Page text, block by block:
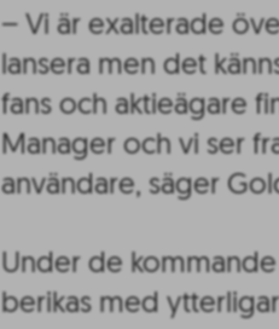
– Vi är exalterade
lansera men det
fans och aktieägare
Manager och vi ser
användare, säger
Under de
berikas med